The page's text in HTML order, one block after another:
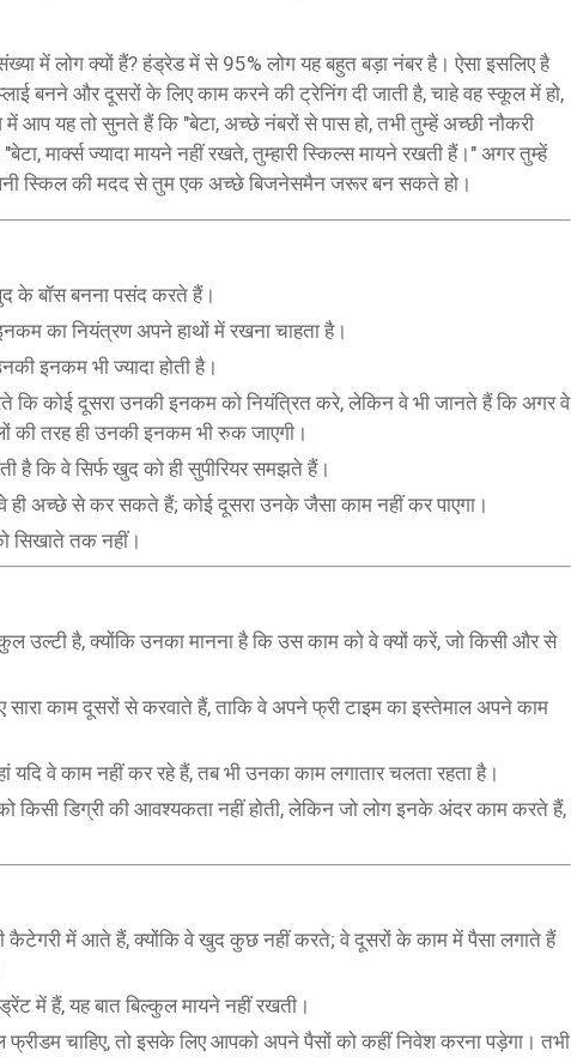
में लोग क्यों हैं? हंड्रेड में से 95% लोग यह बहुत बड़ा नंबर है। ऐसा इसलिए है
बनने और दूसरों के लिए काम करने की ट्रेनिंग दी जाती है, चाहे वह स्कूल में हो,
यह तो सुनते हैं कि "बेटा, अच्छे नंबरों से पास हो, तभी तुम्हें अच्छी नौकरी
मार्क्स ज्यादा मायने नहीं रखते, तुम्हारी स्किल्स मायने रखती हैं।" अगर तुम्हें
स्किल की मदद से तुम एक अच्छे बिजनेसमैन जरूर बन सकते हो।
के बॉस बनना पसंद करते हैं।
का नियंत्रण अपने हाथों में रखना चाहता है।
इनकम भी ज्यादा होती है।
कि कोई दूसरा उनकी इनकम को नियंत्रित करे, लेकिन वे भी जानते हैं कि अगर वे
की तरह ही उनकी इनकम भी रुक जाएगी।
है कि वे सिर्फ खुद को ही सुपीरियर समझते हैं।
ही अच्छे से कर सकते हैं; कोई दूसरा उनके जैसा काम नहीं कर पाएगा।
सिखाते तक नहीं।
उल्टी है, क्योंकि उनका मानना है कि उस काम को वे क्यों करें, जो किसी और से
काम दूसरों से करवाते हैं, ताकि वे अपने फ्री टाइम का इस्तेमाल अपने काम
यदि वे काम नहीं कर रहे हैं, तब भी उनका काम लगातार चलता रहता है।
किसी डिग्री की आवश्यकता नहीं होती, लेकिन जो लोग इनके अंदर काम करते हैं,
कैटेगरी में आते हैं, क्योंकि वे खुद कुछ नहीं करते; वे दूसरों के काम में पैसा लगाते हैं
में हैं, यह बात बिल्कुल मायने नहीं रखती।
चाहिए, तो इसके लिए आपको अपने पैसों को कहीं निवेश करना पड़ेगा। तभी